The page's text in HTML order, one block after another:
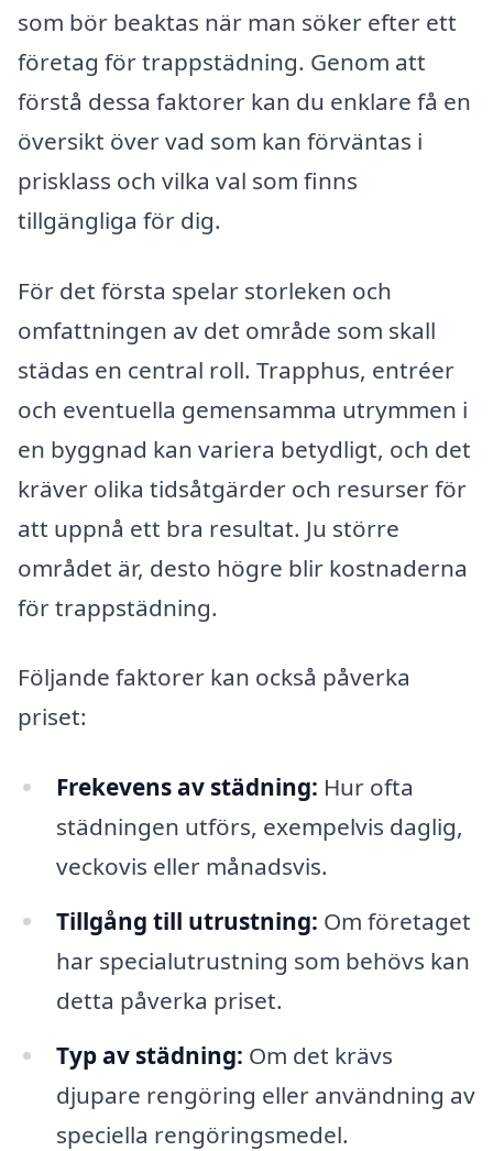
som bör beaktas när man söker efter ett
företag för trappstädning. Genom att
förstå dessa faktorer kan du enklare få en
översikt över vad som kan förväntas i
prisklass och vilka val som finns
tillgängliga för dig.
För det första spelar storleken och
omfattningen av det område som skall
städas en central roll. Trapphus, entréer
och eventuella gemensamma utrymmen i
en byggnad kan variera betydligt, och det
kräver olika tidsåtgärder och resurser för
att uppnå ett bra resultat. Ju större
området är, desto högre blir kostnaderna
för trappstädning.
Följande faktorer kan också påverka
priset:
Frekevens av städning: Hur ofta
städningen utförs, exempelvis daglig,
veckovis eller månadsvis.
Tillgång till utrustning: Om företaget
har specialutrustning som behövs kan
detta påverka priset.
Typ av städning: Om det krävs
djupare rengöring eller användning av
speciella rengöringsmedel.